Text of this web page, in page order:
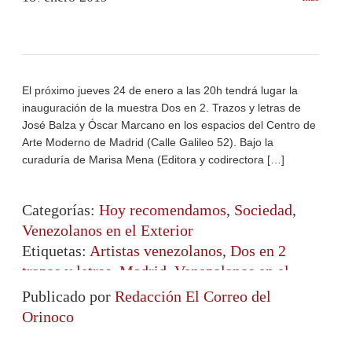
El próximo jueves 24 de enero a las 20h tendrá lugar la
inauguración de la muestra Dos en 2. Trazos y letras de
José Balza y Óscar Marcano en los espacios del Centro de
Arte Moderno de Madrid (Calle Galileo 52). Bajo la
curaduría de Marisa Mena (Editora y codirectora […]
Categorías: Hoy recomendamos, Sociedad,
Venezolanos en el Exterior
Etiquetas: Artistas venezolanos, Dos en 2
trazos y letras Madrid Venezolanos en el
exterior
Publicado por Redacción El Correo del
Orinoco